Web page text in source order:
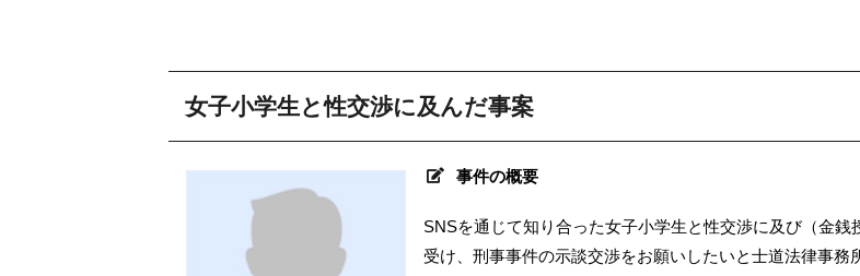
女子小学生と性交渉に及んだ事案
事件の概要
SNSを通じて知り合った女子小学生と性交渉に及び（金
受け、刑事事件の示談交渉をお願いしたいと士道法律事務